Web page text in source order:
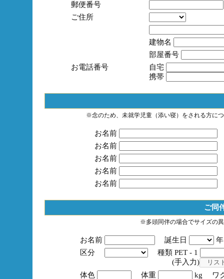
郵便番号
ご住所
建物名
部屋番号
お電話番号
自宅
携帯
※念のため、未就学児童（添い寝）をされる方に
お名前
お名前
お名前
お名前
お名前
ご同
※多頭同伴の場合でサイズの
お名前 誕生日
区分
種類 PET - 1
(手入力)
体色
体重 kg ワ